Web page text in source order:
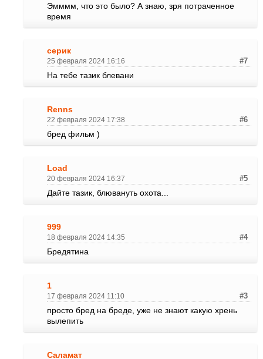
Эмммм, что это было? А знаю, зря потраченное
время
серик
25 февраля 2024 16:16 #7
На тебе тазик блевани
Renns
22 февраля 2024 17:38 #6
бред фильм )
Load
20 февраля 2024 16:37 #5
Дайте тазик, блювануть охота...
999
18 февраля 2024 14:35 #4
Бредятина
1
17 февраля 2024 11:10 #3
просто бред на бреде, уже не знают какую хрень
вылепить
Саламат